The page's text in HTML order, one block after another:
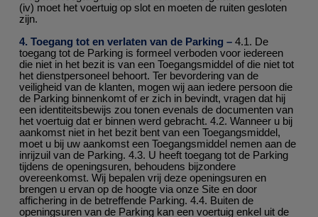
(iv) moet het voertuig op slot en moeten de ruiten gesloten
zijn.
4. Toegang tot en verlaten van de Parking – 4.1. De
toegang tot de Parking is formeel verboden voor iedereen
die niet in het bezit is van een Toegangsmiddel of die niet tot
het dienstpersoneel behoort. Ter bevordering van de
veiligheid van de klanten, mogen wij aan iedere persoon die
de Parking binnenkomt of er zich in bevindt, vragen dat hij
een identiteitsbewijs zou tonen evenals de documenten van
het voertuig dat er binnen werd gebracht. 4.2. Wanneer u bij
aankomst niet in het bezit bent van een Toegangsmiddel,
moet u bij uw aankomst een Toegangsmiddel nemen aan de
inrijzuil van de Parking. 4.3. U heeft toegang tot de Parking
tijdens de openingsuren, behoudens bijzondere
overeenkomst. Wij bepalen vrij deze openingsuren en
brengen u ervan op de hoogte via onze Site en door
affichering in de betreffende Parking. 4.4. Buiten de
openingsuren van de Parking kan een voertuig enkel uit de